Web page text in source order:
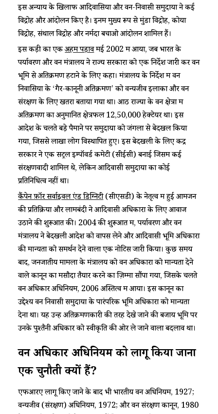
इस अन्याय के खिलाफ आदिवासियों और वन-निवासी समुदायों ने कई
विद्रोह और आंदोलन किए है। इनमें मुख्य रूप से मुंडा विद्रोह, कोया
विद्रोह, संथाल विद्रोह और नर्मदा बचाओ आंदोलन शामिल हैं।
इस कड़ी का एकअहम पड़ावमई 2002 में आया, जब भारत के
पर्यावरण और वन मंत्रालय ने राज्य सरकारों को एक निर्देश जारी कर वन
भूमि से अतिक्रमण हटाने के लिए कहा। मंत्रालय के निर्देश में वन
निवासियों के ‘गैर-कानूनी अतिक्रमण’ को वन्यजीव इलाकों और वन
संरक्षण के लिए खतरा बताया गया था। आठ राज्यों के वन क्षेत्रों में
अतिक्रमण का अनुमानित क्षेत्रफल 12,50,000 हेक्टेयर था। इस
आदेश के चलते बड़े पैमाने पर समुदायों को जंगलों से बेदखल किया
गया, जिससे लाखों लोग विस्थापित हुए। इस बेदखली के लिए केंद्र
सरकार ने एक सेंट्रल इम्पॉवर्ड कमेटी (सीईसी) बनाई जिसमें कई
संरक्षणवादी शामिल थे, लेकिन आदिवासी समुदायों का कोई
प्रतिनिधित्व नहीं था।
कैंपेन फ़ॉर सर्वाइवल एंड डिग्निटी(सीएसडी) के नेतृत्व में हुई आमजन
की प्रतिक्रिया और लामबंदी ने आदिवासी अधिकारों के लिए आवाज
उठाने की शुरूआत की। 2004 की शुरूआत में, पर्यावरण और वन
मंत्रालय ने बेदखली आदेश को वापस लेने और आदिवासी भूमि अधिकारों
की मान्यता को समर्थन देने वाला एक नोटिस जारी किया। कुछ समय
बाद, जनजातीय मामलों के मंत्रालय को वन अधिकारों को मान्यता देने
वाले कानून का मसौदा तैयार करने का ज़िम्मा सौंपा गया, जिसके चलते
वन अधिकार अधिनियम, 2006 अस्तित्व में आया। इस कानून का
उद्देश्य वन निवासी समुदायों के पारंपरिक भूमि अधिकारों को मान्यता
देना था। यह उन्हें अतिक्रमणकारी की तरह देखे जाने की बजाय भूमि पर
उनके पुश्तैनी अधिकार को स्वीकृति की ओर ले जाने वाला बदलाव था।
वन अधिकार अधिनियम को लागू किया जाना
एकचुनौतीक्यों हैं?
एफआरए लागू किए जाने के बाद भी भारतीय वन अधिनियम, 1927;
वन्यजीव (संरक्षण) अधिनियम, 1972; और वन संरक्षण कानून, 1980